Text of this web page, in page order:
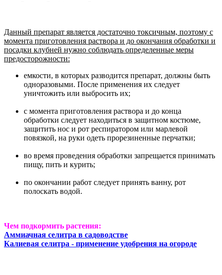
Данный препарат является достаточно токсичным, поэтому с
момента приготовления раствора и до окончания обработки и
посадки клубней нужно соблюдать определенные меры
предосторожности:
емкости, в которых разводится препарат, должны быть
одноразовыми. После применения их следует
уничтожить или выбросить их;
с момента приготовления раствора и до конца
обработки следует находиться в защитном костюме,
защитить нос и рот респиратором или марлевой
повязкой, на руки одеть прорезиненные перчатки;
во время проведения обработки запрещается принимать
пищу, пить и курить;
по окончании работ следует принять ванну, рот
полоскать водой.
Чем подкормить растения:
Аммиачная селитра в садоводстве
Калиевая селитра - применение удобрения на огороде